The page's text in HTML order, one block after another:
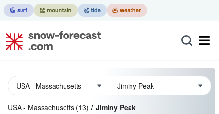
USA - Massachusetts (13) Jiminy Peak